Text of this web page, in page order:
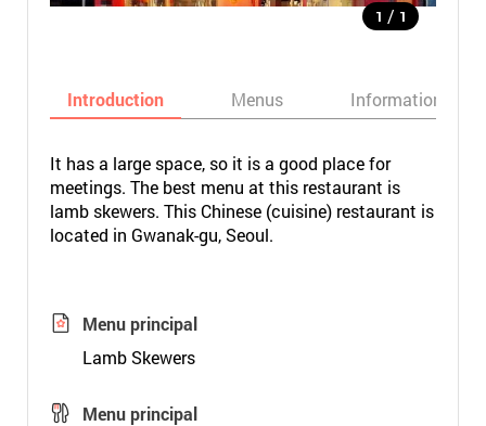
1 / 1
Introduction Menus Informations
It has a large space, so it is a good place for
meetings. The best menu at this restaurant is
lamb skewers. This Chinese (cuisine) restaurant is
located in Gwanak-gu, Seoul.
Menu principal
Lamb Skewers
Menu principal